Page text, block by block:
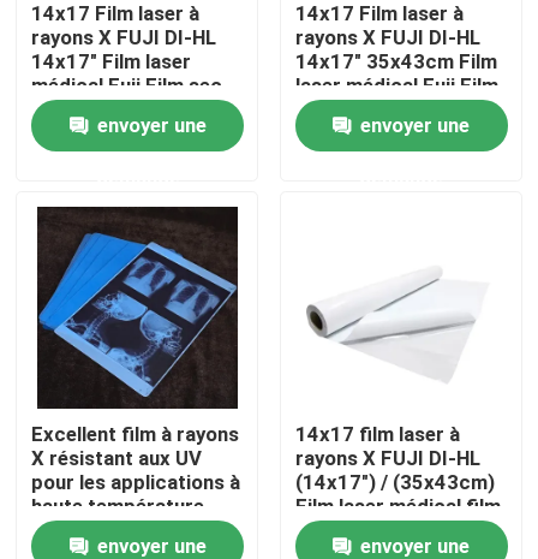
Aperçu
Produits
Visite d'usine
Contrôle de la qualité
Contact
nouvelles
14x17 Film laser à
rayons X FUJI DI-HL
14x17" Film laser
médical Fuji Film sec
envoyer une
14x17 Film laser à
rayons X FUJI DI-HL
14x17" 35x43cm Film
laser médical Fuji Film
sec
envoyer une
Excellent film à rayons
X résistant aux UV
pour les applications à
haute température
envoyer une
14x17 film laser à
rayons X FUJI DI-HL
(14x17") / (35x43cm)
Film laser médical film
fuji à sec
envoyer une